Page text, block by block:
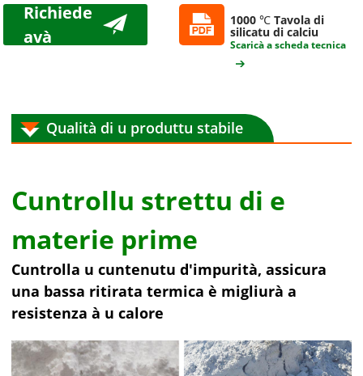
Richiede
avà
1000 ℃ Tavola di
silicatu di calciu
Scaricà a scheda tecnica
Qualità di u produttu stabile
Cuntrollu strettu di e
materie prime
Cuntrolla u cuntenutu d'impurità, assicura
una bassa ritirata termica è migliurà a
resistenza à u calore